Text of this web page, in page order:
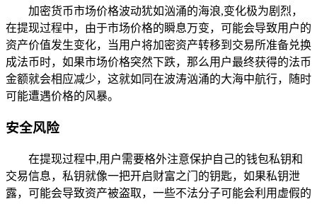
加密货币市场价格波动犹如汹涌的海浪,变化极为剧烈，
在提现过程中，由于市场价格的瞬息万变，可能会导致用户的
资产价值发生变化，当用户将加密资产转移到交易所准备兑换
成法币时，如果市场价格突然下跌，那么用户最终获得的法币
金额就会相应减少，这就如同在波涛汹涌的大海中航行，随时
可能遭遇价格的风暴。
安全风险
在提现过程中,用户需要格外注意保护自己的钱包私钥和
交易信息，私钥就像一把开启财富之门的钥匙，如果私钥泄
露，可能会导致资产被盗取，一些不法分子可能会利用虚假的